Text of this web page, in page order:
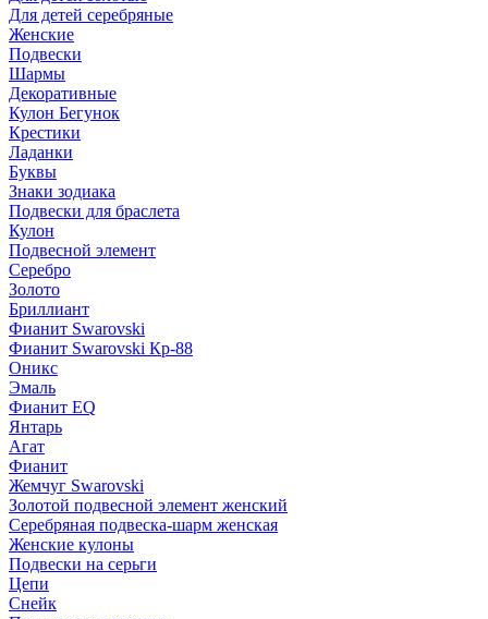
Для детей серебряные
Женские
Подвески
Шармы
Декоративные
Кулон Бегунок
Крестики
Ладанки
Буквы
Знаки зодиака
Подвески для браслета
Кулон
Подвесной элемент
Серебро
Золото
Бриллиант
Фианит Swarovski
Фианит Swarovski Кр-88
Оникс
Эмаль
Фианит EQ
Янтарь
Агат
Фианит
Жемчуг Swarovski
Золотой подвесной элемент женcкий
Серебряная подвеска-шарм женская
Женские кулоны
Подвески на серьги
Цепи
Снейк